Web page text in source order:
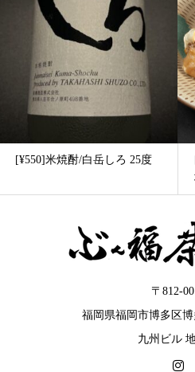
[¥550]米焼酎/白岳しろ 25度
〒812-
福岡県福岡市博多区博
九州ビル